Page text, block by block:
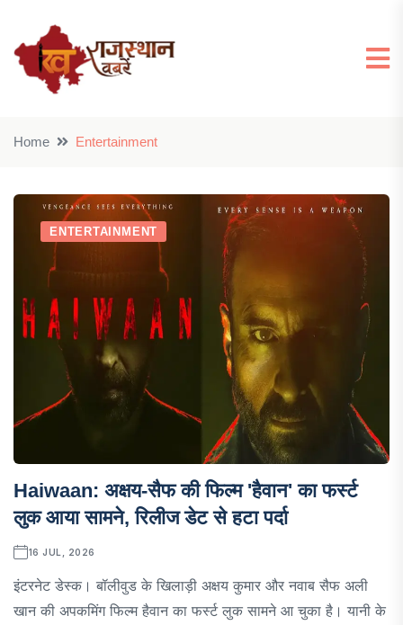
Home Entertainment
ENTERTAINMENT
Haiwaan: अक्षय-सैफ की फिल्म 'हैवान' का फर्स्ट
लुक आया सामने, रिलीज डेट से हटा पर्दा
16 JUL, 2026
इंटरनेट डेस्क। बॉलीवुड के खिलाड़ी अक्षय कुमार और नवाब सैफ अली
खान की अपकमिंग फिल्म हैवान का फर्स्ट लुक सामने आ चुका है। यानी के